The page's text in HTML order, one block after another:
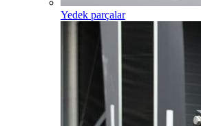
Yedek parçalar